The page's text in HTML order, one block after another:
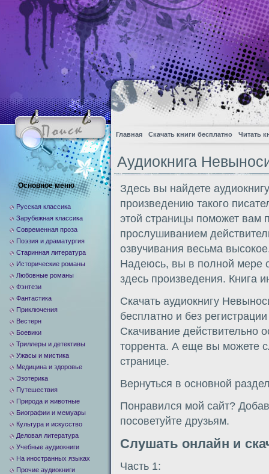
Главная Скачать книги бесплатно Читать
Аудиокнига
Здесь вы найдете
произведению такого
этой страницы поможет вам
прослушиванием
озвучивания весьма
Надеюсь, вы в полной мере
здесь произведения. Книга
Скачать аудиокнигу
бесплатно и без
Скачивание действительно
торрента. А еще вы можете
странице.
Вернуться в основной
Понравился мой сайт?
посоветуйте друзьям.
Слушать онлайн и
Часть 1:
Основное меню
Русская классика
Зарубежная классика
Современная проза
Поэзия и драматургия
Старинная литература
Исторические романы
Любовные романы
Фэнтези
Фантастика
Приключения
Вестерн
Боевики
Триллеры и детективы
Ужасы и мистика
Медицина и здоровье
Эзотерика
Путешествия
Природа и животные
Биографии и мемуары
Культура и искусство
Деловая литература
Учебные аудиокниги
На иностранных языках
Прочие аудиокниги